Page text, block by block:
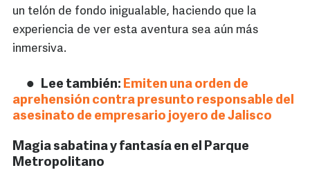
un telón de fondo inigualable, haciendo que la
experiencia de ver esta aventura sea aún más
inmersiva.
Lee también: Emiten una orden de
aprehensión contra presunto responsable del
asesinato de empresario joyero de Jalisco
Magia sabatina y fantasía en el Parque
Metropolitano